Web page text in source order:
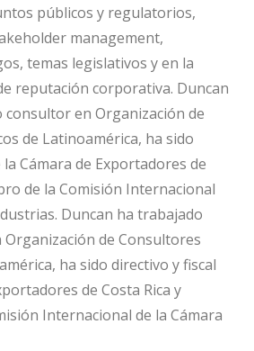
públicos y regulatorios,
management,
temas legislativos y en la
reputación corporativa. Duncan
consultor en Organización de
de Latinoamérica, ha sido
Cámara de Exportadores de
de la Comisión Internacional
Duncan ha trabajado
de Consultores
ha sido directivo y fiscal
de Costa Rica y
Internacional de la Cámara